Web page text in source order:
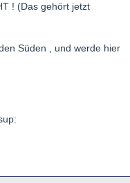
! (Das gehört jetzt
Süden , und werde hier